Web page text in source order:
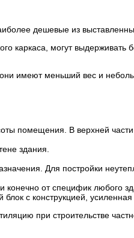
дешевые из
каркаса, могут
имеют меньший вес и
помещения. В верхней
здания.
Для постройки
конечно от специфик любого
блок с конструкцией,
при строительстве